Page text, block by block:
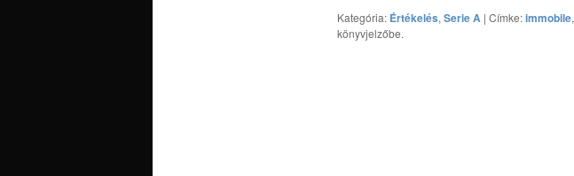
Kategória: Értékelés, Serie A | Címke:immobile,
könyvjelzőbe.